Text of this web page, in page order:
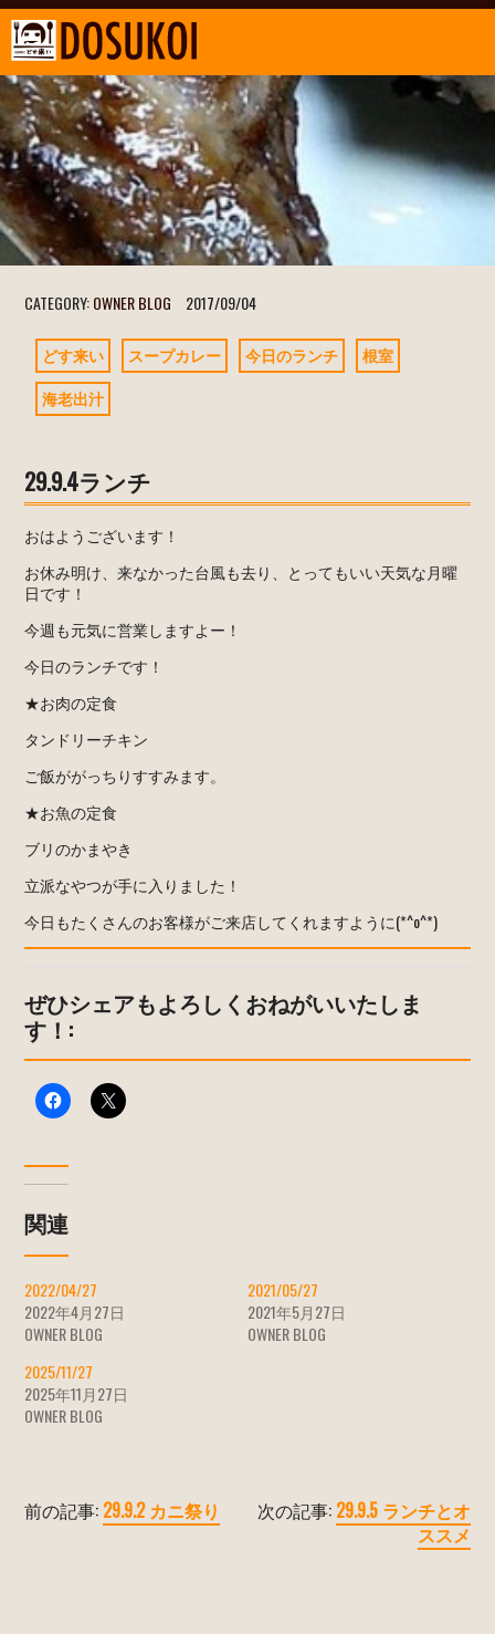
CATEGORY:OWNER BLOG 2017/09/04
どす来い スープカレー 今日のランチ
根室
海老出汁
29.9.4ランチ
おはようございます！
お休み明け、来なかった台風も去り、とってもいい天気な月曜
日です！
今週も元気に営業しますよー！
今日のランチです！
★お肉の定食
タンドリーチキン
ご飯ががっちりすすみます。
★お魚の定食
ブリのかまやき
立派なやつが手に入りました！
今日もたくさんのお客様がご来店してくれますように(*^o^*)
ぜひシェアもよろしくおねがいいたしま
す！:
関連
2022/04/27
2022年4月27日
OWNER BLOG
2021/05/27
2021年5月27日
OWNER BLOG
2025/11/27
2025年11月27日
OWNER BLOG
前の記事: 29.9.2 カニ祭り 次の記事: 29.9.5 ランチとオ
ススメ